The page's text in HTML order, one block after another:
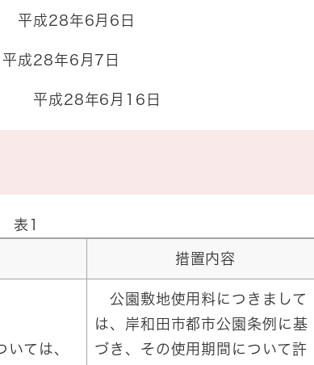
成28年6月6日
成28年6月7日
年6月16日
表1
措置内容
ては、
公園敷地使用料につきまして
は、岸和田市都市公園条例に基
づき、その使用期間について許